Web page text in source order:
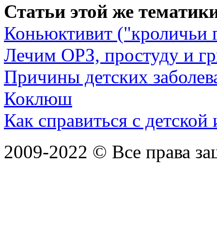
Статьи этой же
Коньюктивит ("кроличьи
Лечим ОРЗ, простуду и
Причины детских
Коклюш
Как справиться с детской
2009-2022 © Все права